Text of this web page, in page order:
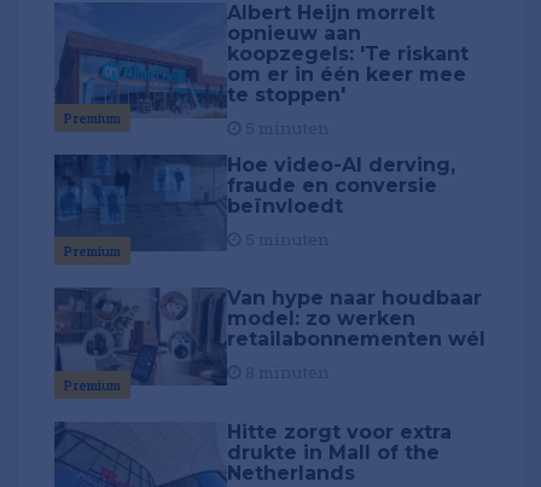
Premium
Albert Heijn morrelt
opnieuw aan
koopzegels: 'Te riskant
om er in één keer mee
te stoppen'
Premium
Hoe video-AI derving,
fraude en conversie
beïnvloedt
Premium
Van hype naar houdbaar
model: zo werken
retailabonnementen wél
Hitte zorgt voor extra
drukte in Mall of the
Netherlands